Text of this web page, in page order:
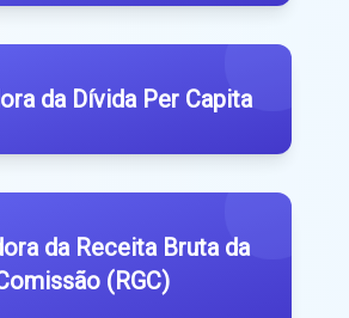
da Dívida Per Capita
da Receita Bruta da
(RGC)